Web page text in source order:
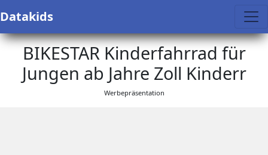
Datakids
BIKESTAR Kinderfahrrad für
Jungen ab Jahre Zoll Kinderr
Werbepräsentation